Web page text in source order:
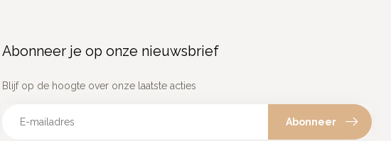
Abonneer je op onze nieuwsbrief
Blijf op de hoogte over onze laatste acties
Abonneer